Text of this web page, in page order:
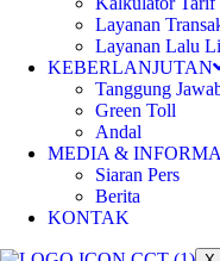
Layanan
Layanan Lalu
KEBERLANJUTAN
Tanggung
Green Toll
Andal
MEDIA &
Siaran Pers
Berita
KONTAK
MORE
04/12/2025 3:43 AM
Struktur
Cibitung